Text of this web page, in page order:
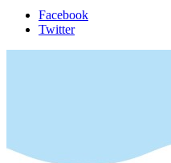
Facebook
Twitter